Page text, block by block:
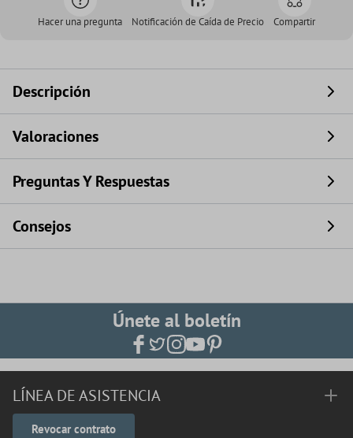
Hacer una pregunta Notificación de Caída de Precio Compartir
Descripción
Valoraciones
Preguntas Y Respuestas
Consejos
Únete al boletín
LÍNEA DE ASISTENCIA
Revocar contrato